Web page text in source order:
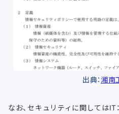
出典： 湘南
なお、セキュリティに関しては